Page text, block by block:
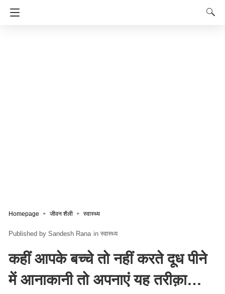
Homepage जीवन शैली स्वास्थ्य
Sandesh Rana in स्वास्थ्य
कहीं आपके बच्चे तो नहीं करते दूध पीने
में आनाकानी तो अपनाएं यह तरीक़ा…